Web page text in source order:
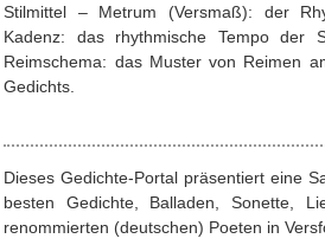
Stilmittel – Metrum (Versmaß): der
Kadenz: das rhythmische Tempo der
Reimschema: das Muster von Reimen
Gedichts.
Dieses Gedichte-Portal präsentiert eine
besten Gedichte, Balladen, Sonette,
renommierten (deutschen) Poeten in